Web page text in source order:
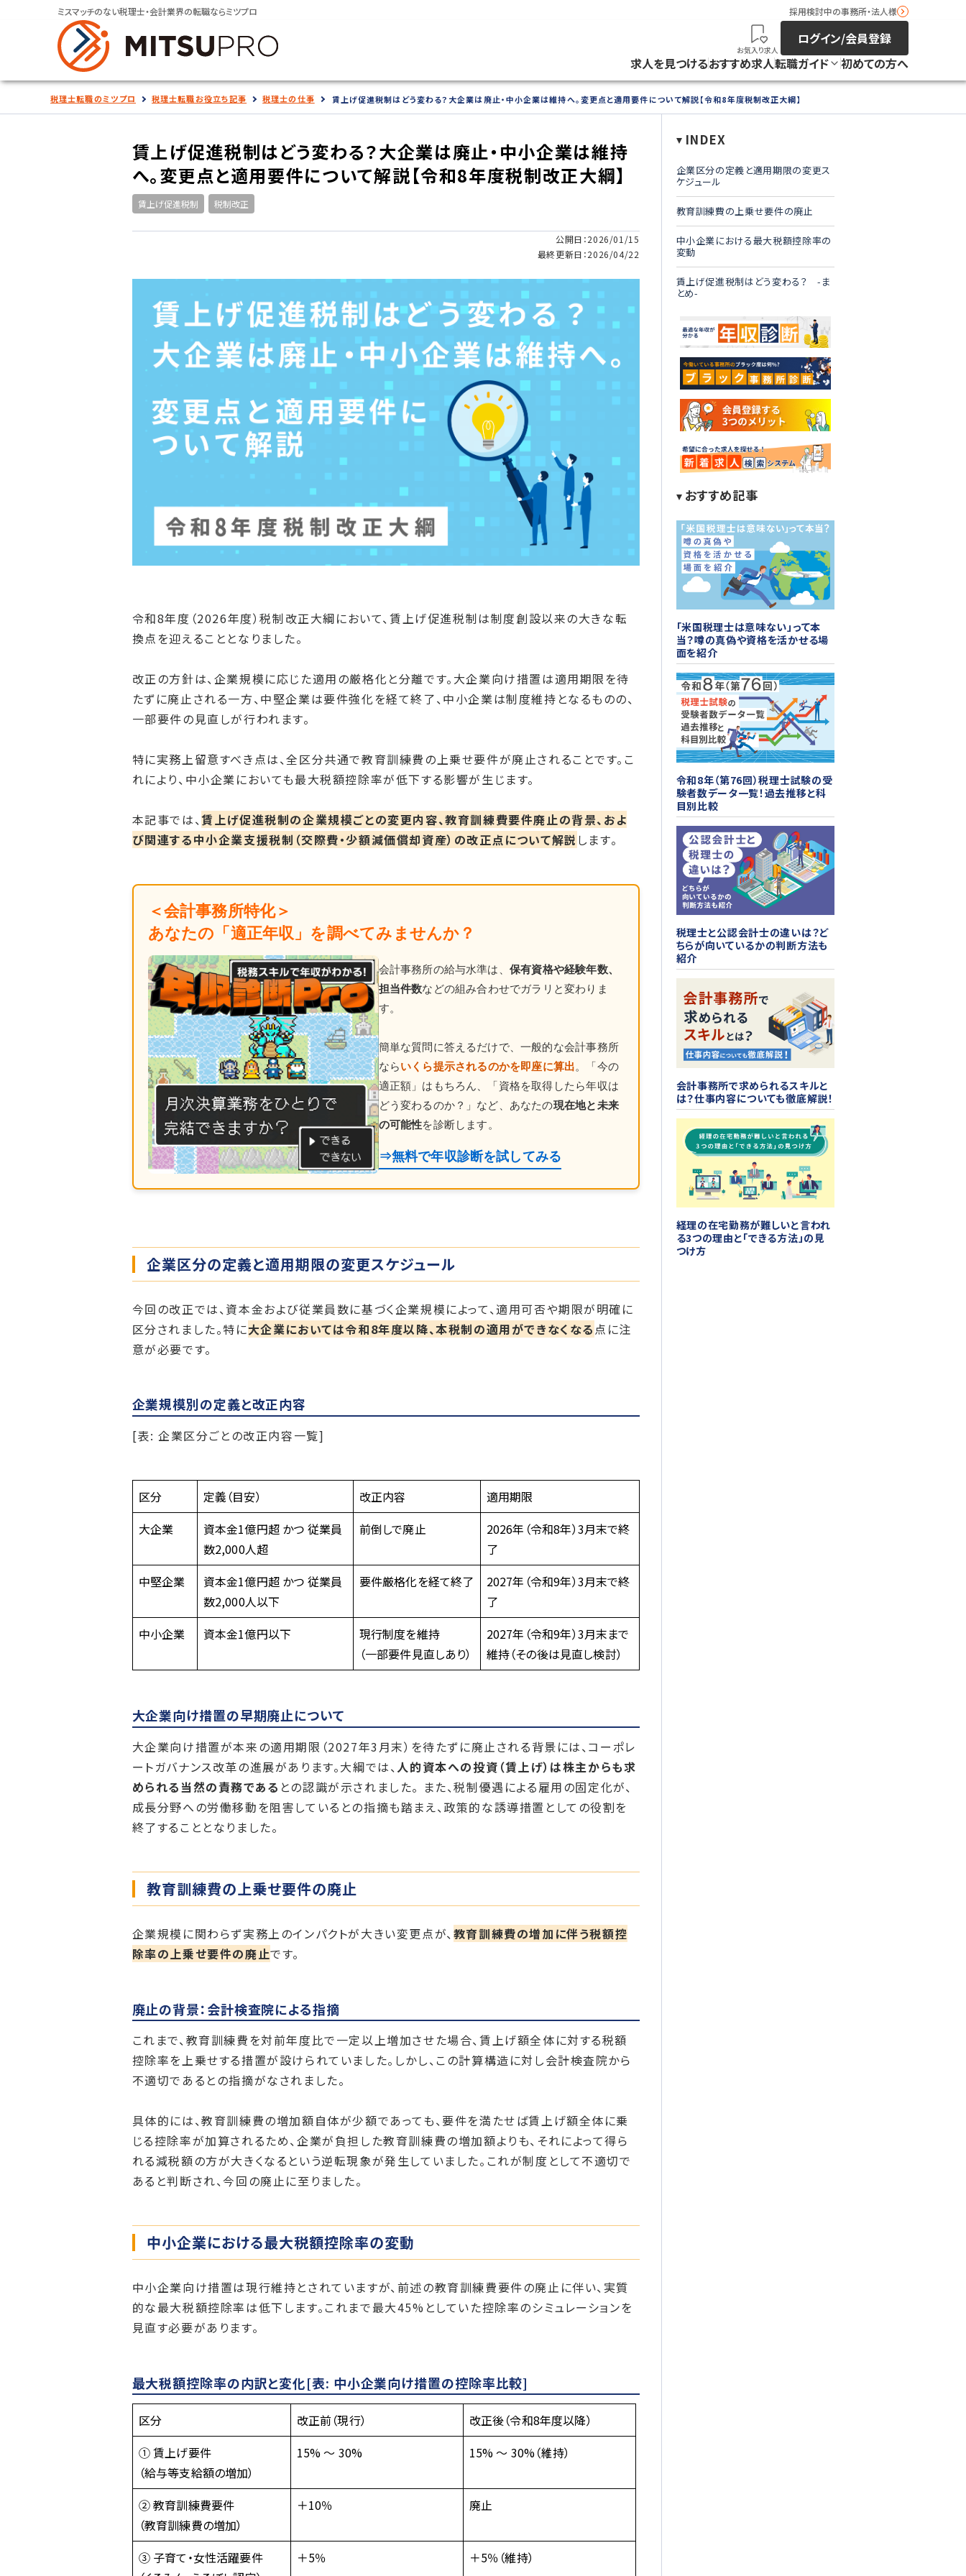
ミスマッチのない税理士・会計業界の転職ならミツプロ 採用検討中の事務所・法人様
お気入り求人
ログイン/会員登録
求人を見つけるおすすめ求人転職ガイド 初めての方へ
税理士転職のミツプロ 税理士転職お役立ち記事 税理士の仕事 賃上げ促進税制はどう変わる？大企業は廃止・中小企業は維持へ。変更点と適用要件について解説【令和8年度税制改正大綱】
INDEX
企業区分の定義と適用期限の変更ス
ケジュール
教育訓練費の上乗せ要件の廃止
中小企業における最大税額控除率の
変動
賃上げ促進税制はどう変わる？ -ま
とめ-
おすすめ記事
「米国税理士は意味ない」って本
当？噂の真偽や資格を活かせる場
面を紹介
令和8年（第76回）税理士試験の受
験者数データ一覧！過去推移と科
目別比較
税理士と公認会計士の違いは？ど
ちらが向いているかの判断方法も
紹介
会計事務所で求められるスキルと
は？仕事内容についても徹底解説！
経理の在宅勤務が難しいと言われ
る3つの理由と「できる方法」の見
つけ方
賃上げ促進税制はどう変わる？大企業は廃止・中小企業は維持
へ。変更点と適用要件について解説【令和8年度税制改正大綱】
賃上げ促進税制 税制改正
公開日：2026/01/15
最終更新日：2026/04/22
令和8年度（2026年度）税制改正大綱において、賃上げ促進税制は制度創設以来の大きな転
換点を迎えることとなりました。
改正の方針は、企業規模に応じた適用の厳格化と分離です。大企業向け措置は適用期限を待
たずに廃止される一方、中堅企業は要件強化を経て終了、中小企業は制度維持となるものの、
一部要件の見直しが行われます。
特に実務上留意すべき点は、全区分共通で教育訓練費の上乗せ要件が廃止されることです。こ
れにより、中小企業においても最大税額控除率が低下する影響が生じます。
本記事では、賃上げ促進税制の企業規模ごとの変更内容、教育訓練費要件廃止の背景、およ
び関連する中小企業支援税制（交際費・少額減価償却資産）の改正点について解説 します。
＜会計事務所特化＞
あなたの「適正年収」を調べてみませんか？
会計事務所の給与水準は、 保有資格や経験年数、
担当件数などの組み合わせでガラリと変わりま
す。
簡単な質問に答えるだけで、一般的な会計事務所
ならいくら提示されるのかを即座に算出。「今の
適正額」はもちろん、「資格を取得したら年収は
どう変わるのか？」など、あなたの現在地と未来
の可能性を診断します。
⇒無料で年収診断を試してみる
企業区分の定義と適用期限の変更スケジュール
今回の改正では、資本金および従業員数に基づく企業規模によって、適用可否や期限が明確に
区分されました。特に大企業においては令和8年度以降、本税制の適用ができなくなる 点に注
意が必要です。
企業規模別の定義と改正内容
[表: 企業区分ごとの改正内容一覧]
区分 定義（目安） 改正内容
適用期限
大企業
資本金1億円超 かつ 従業員
数2,000人超
前倒しで廃止
2026年（令和8年）3月末で終
了
中堅企業
資本金1億円超 かつ 従業員
数2,000人以下
要件厳格化を経て終了
2027年（令和9年）3月末で終
了
中小企業
資本金1億円以下
現行制度を維持
（一部要件見直しあり）
2027年（令和9年）3月末まで
維持（その後は見直し検討）
大企業向け措置の早期廃止について
大企業向け措置が本来の適用期限（2027年3月末）を待たずに廃止される背景には、コーポレ
ートガバナンス改革の進展があります。大綱では、人的資本への投資（賃上げ）は株主からも求
められる当然の責務である との認識が示されました。 また、税制優遇による雇用の固定化が、
成長分野への労働移動を阻害しているとの指摘も踏まえ、政策的な誘導措置としての役割を
終了することとなりました。
教育訓練費の上乗せ要件の廃止
企業規模に関わらず実務上のインパクトが大きい変更点が、教育訓練費の増加に伴う税額控
除率の上乗せ要件の廃止です。
廃止の背景：会計検査院による指摘
これまで、教育訓練費を対前年度比で一定以上増加させた場合、賃上げ額全体に対する税額
控除率を上乗せする措置が設けられていました。しかし、この計算構造に対し会計検査院から
不適切であるとの指摘がなされました。
具体的には、教育訓練費の増加額自体が少額であっても、要件を満たせば賃上げ額全体に乗
じる控除率が加算されるため、企業が負担した教育訓練費の増加額よりも、それによって得ら
れる減税額の方が大きくなるという逆転現象が発生していました。これが制度として不適切で
あると判断され、今回の廃止に至りました。
中小企業における最大税額控除率の変動
中小企業向け措置は現行維持とされていますが、前述の教育訓練費要件の廃止に伴い、実質
的な最大税額控除率は低下します。これまで最大45%としていた控除率のシミュレーションを
見直す必要があります。
最大税額控除率の内訳と変化[表: 中小企業向け措置の控除率比較]
区分 改正前（現行）
改正後（令和8年度以降）
① 賃上げ要件
（給与等支給額の増加）
15% ～ 30% 15% ～ 30%（維持）
② 教育訓練費要件
（教育訓練費の増加）
＋10％ 廃止
③ 子育て・女性活躍要件
＋5％ ＋5％（維持）